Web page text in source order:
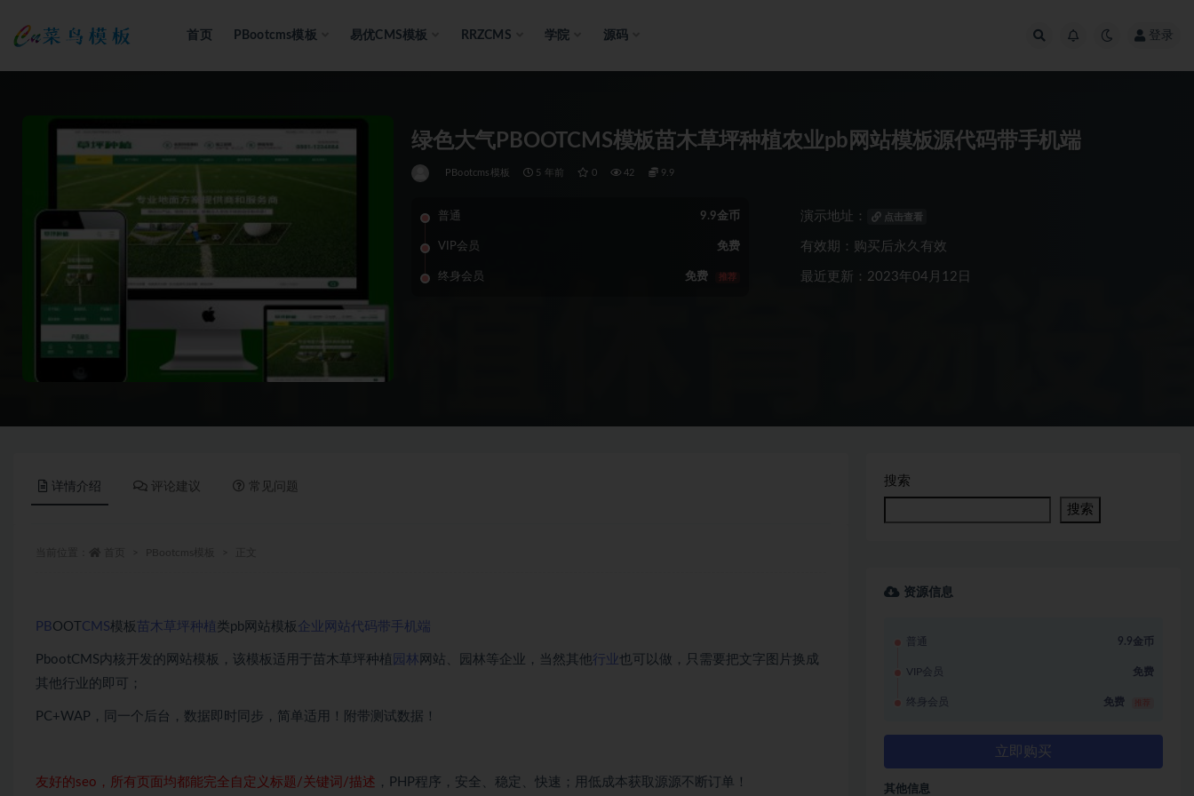
首页 PBootcms模板 易优CMS模板 RRZCMS 学院 源码 登录
绿色大气PBOOTCMS模板苗木草坪种植农业pb网站模板源代码带手机端
PBootcms模板 5 年前 0 42 9.9
普通 9.9金币
VIP会员 免费
终身会员 免费 推荐
演示地址： 点击查看
有效期：购买后永久有效
最近更新：2023年04月12日
详情介绍 评论建议 常见问题
PBOOT CMS模板 苗木草坪种植 类pb网站模板 企业网站代码带手机端
PbootCMS内核开发的网站模板，该模板适用于苗木草坪种植 园林 网站、园林等企业，当然其他行业也可以做，只需要把文字图片换成
其他行业的即可；
PC+WAP，同一个后台，数据即时同步，简单适用！附带测试数据！
友好的seo，所有页面均都能完全自定义标题/关键词/描述 ，PHP程序，安全、稳定、快速；用低成本获取源源不断订单！
搜索
搜索
资源信息
普通 9.9金币
VIP会员 免费
终身会员 免费
立即购买
其他信息